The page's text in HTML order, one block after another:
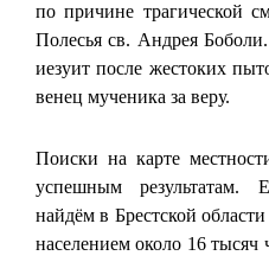
по причине трагической
Полесья св. Андрея
иезуит после жестоких
венец мученика за веру.
Поиски на карте
успешным результатам.
найдём в Брестской
населением около 16